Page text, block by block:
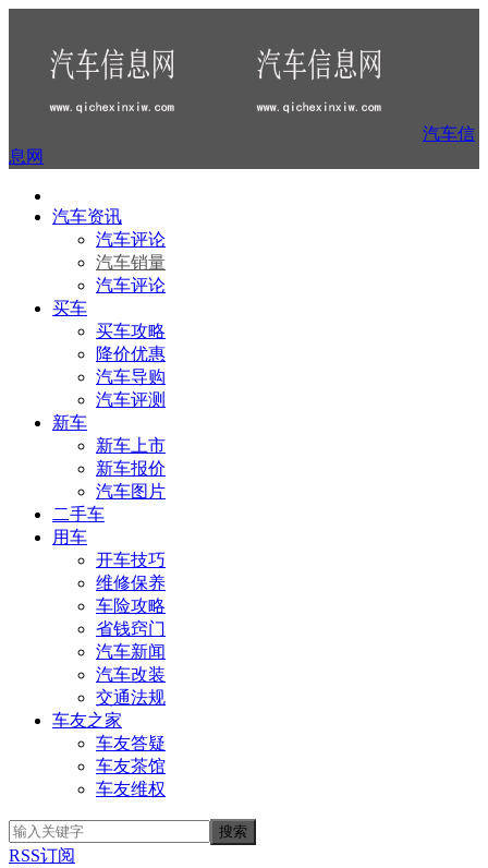
汽车信
息网
汽车资讯
汽车评论
汽车销量
汽车评论
买车
买车攻略
降价优惠
汽车导购
汽车评测
新车
新车上市
新车报价
汽车图片
二手车
用车
开车技巧
维修保养
车险攻略
省钱窍门
汽车新闻
汽车改装
交通法规
车友之家
车友答疑
车友茶馆
车友维权
RSS订阅